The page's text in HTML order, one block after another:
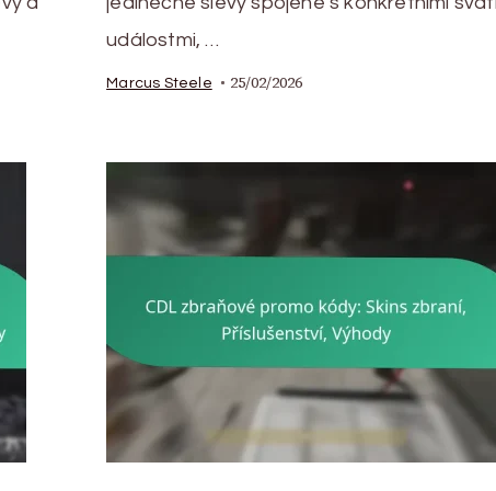
událostmi, …
Marcus Steele 25/02/2026